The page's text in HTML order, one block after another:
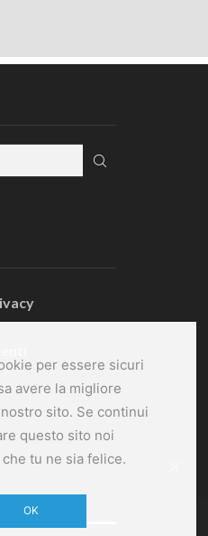
per essere sicuri
avere la migliore
sito. Se continui
questo sito noi
tu ne sia felice.
OK